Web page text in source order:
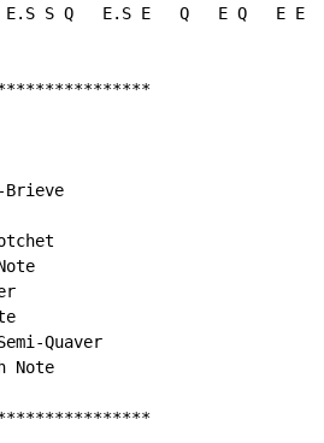
S Q   E.S E   Q   E Q   E E
Brieve
Quaver
Note